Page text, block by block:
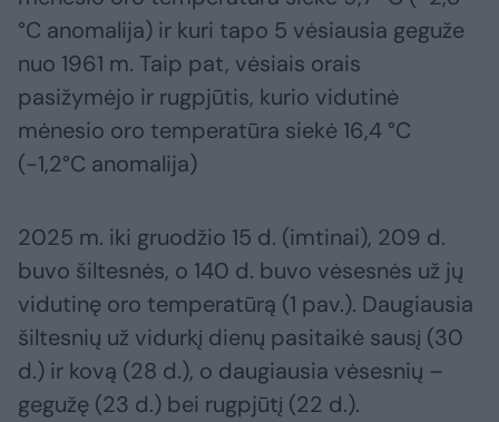
°C anomalija) ir kuri tapo 5 vėsiausia geguže
nuo 1961 m. Taip pat, vėsiais orais
pasižymėjo ir rugpjūtis, kurio vidutinė
mėnesio oro temperatūra siekė 16,4 °C
(-1,2°C anomalija)
2025 m. iki gruodžio 15 d. (imtinai), 209 d.
buvo šiltesnės, o 140 d. buvo vėsesnės už jų
vidutinę oro temperatūrą (1 pav.). Daugiausia
šiltesnių už vidurkį dienų pasitaikė sausį (30
d.) ir kovą (28 d.), o daugiausia vėsesnių –
gegužę (23 d.) bei rugpjūtį (22 d.).